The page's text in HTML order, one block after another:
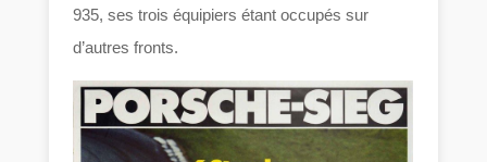
935, ses trois équipiers étant occupés sur
d’autres fronts.